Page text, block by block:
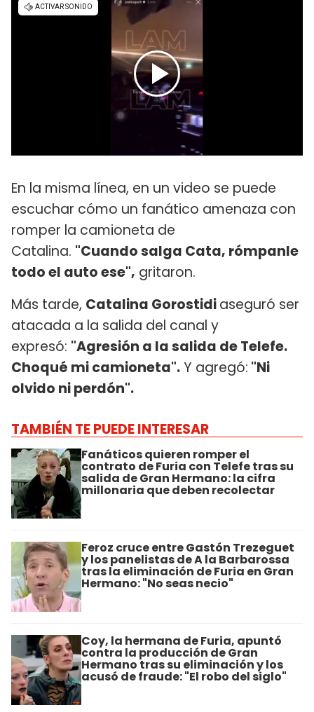
En la misma línea, en un video se puede
escuchar cómo un fanático amenaza con
romper la camioneta de
Catalina. "Cuando salga Cata, rómpanle
todo el auto ese", gritaron.
Más tarde, Catalina Gorostidiaseguró ser
atacada a la salida del canal y
expresó: "Agresión a la salida de Telefe.
Choqué mi camioneta".Y agregó: "Ni
olvido ni perdón".
TAMBIÉN TE PUEDE INTERESAR
Fanáticos quieren romper el
contrato de Furia con Telefe tras su
salida de Gran Hermano: la cifra
millonaria que deben recolectar
Feroz cruce entre Gastón Trezeguet
y los panelistas de A la Barbarossa
tras la eliminación de Furia en Gran
Hermano: "No seas necio"
Coy, la hermana de Furia, apuntó
contra la producción de Gran
Hermano tras su eliminación y los
acusó de fraude: "El robo del siglo"